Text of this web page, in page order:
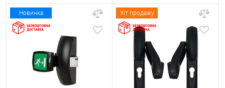
Новинка Хіт продажу